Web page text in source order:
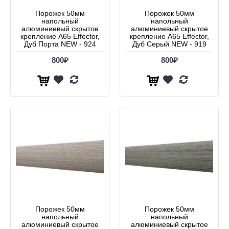
Порожек 50мм
напольный
алюминиевый скрытое
крепление А65 Effector,
Дуб Порта NEW - 924
800₽
Порожек 50мм
напольный
алюминиевый скрытое
крепление А65 Effector,
Дуб Серый NEW - 919
800₽
Порожек 50мм
напольный
алюминиевый скрытое
Порожек 50мм
напольный
алюминиевый скрытое